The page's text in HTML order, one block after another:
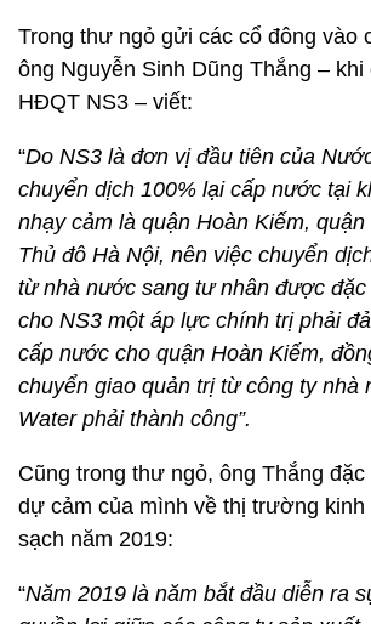
Trong thư ngỏ gửi các cổ đông vào
ông Nguyễn Sinh Dũng Thắng – khi
HĐQT NS3 – viết:
“Do NS3 là đơn vị đầu tiên của
chuyển dịch 100% lại cấp nước tại
nhạy cảm là quận Hoàn Kiếm,
Thủ đô Hà Nội, nên việc chuyển
từ nhà nước sang tư nhân được
cho NS3 một áp lực chính trị phải
cấp nước cho quận Hoàn Kiếm,
chuyển giao quản trị từ công ty nhà
Water phải thành công”.
Cũng trong thư ngỏ, ông Thắng
dự cảm của mình về thị trường
sạch năm 2019:
“Năm 2019 là năm bắt đầu diễn ra